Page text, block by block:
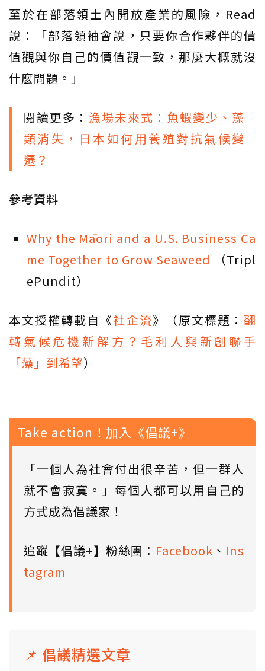
至於在部落領土內開放產業的風險，Read
說：「部落領袖會說，只要你合作夥伴的價
值觀與你自己的價值觀一致，那麼大概就沒
什麼問題。」
閱讀更多： 漁場未來式：魚蝦變少、藻
類消失，日本如何用養殖對抗氣候變
遷？
參考資料
Why the Māori and a U.S. Business Ca
me Together to Grow Seaweed
（Tripl
ePundit）
本文授權轉載自《社企流》（原文標題：翻
轉氣候危機新解方？毛利人與新創聯手
「藻」到希望）
Take action！加入《倡議+》
「一個人為社會付出很辛苦，但一群人
就不會寂寞。」每個人都可以用自己的
方式成為倡議家！
追蹤【倡議+】粉絲團： Facebook 、 Ins
tagram
📌 倡議精選文章